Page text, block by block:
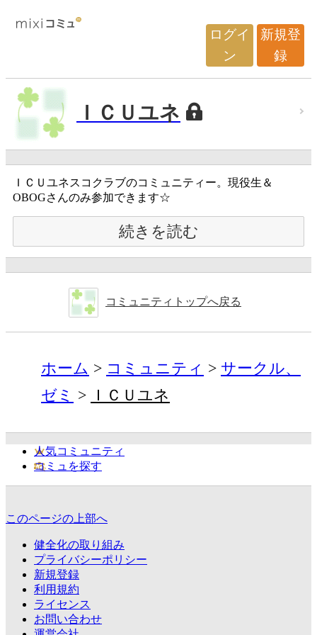
ログイ
ン
新規登
録
ＩＣＵユネ
ＩＣＵユネスコクラブのコミュニティー。現役生＆
OBOGさんのみ参加できます☆
続きを読む
コミュニティトップへ戻る
ホーム コミュニティ
サークル、
ゼミ
ＩＣＵユネ
人気コミュニティ
コミュを探す
このページの上部へ
健全化の取り組み
プライバシーポリシー
新規登録
利用規約
ライセンス
お問い合わせ